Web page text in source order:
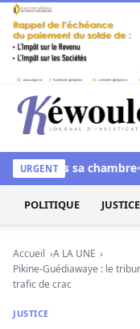
Aller au contenu
Kéwoulo, le
URGENT
dans sa chambre
POLITIQUE JUSTICE
Accueil
A LA UNE
Pikine-Guédiawaye : le
trafic de crac
JUSTICE